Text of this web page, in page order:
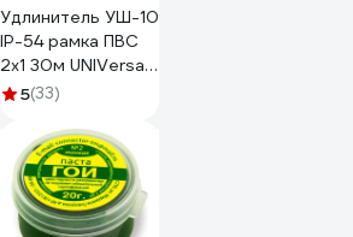
Удлинитель УШ-10
IP-54 рамка ПВС
2x1 30м UNIVersal
9632793
5(33)